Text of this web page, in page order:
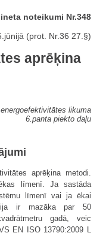
noteikumi Nr.348
(prot. Nr.36 27.§)
aprēķina
likuma
6.panta piekto daļu
aprēķina metodi.
līmenī. Ja sastāda
līmenī vai ja ēkai
ir mazāka par 50
gadā, veic
EN ISO 13790:2009 L